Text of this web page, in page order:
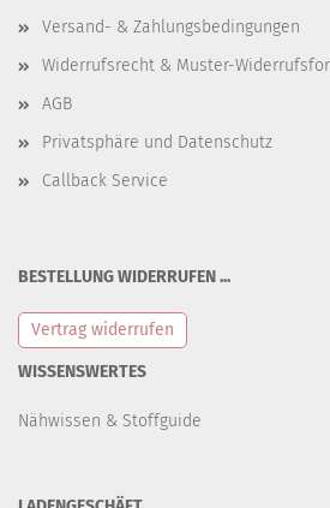
Versand- & Zahlungsbedingungen
Widerrufsrecht & Muster-
AGB
Privatsphäre und Datenschutz
Callback Service
BESTELLUNG WIDERRUFEN ...
Vertrag widerrufen
WISSENSWERTES
Nähwissen & Stoffguide